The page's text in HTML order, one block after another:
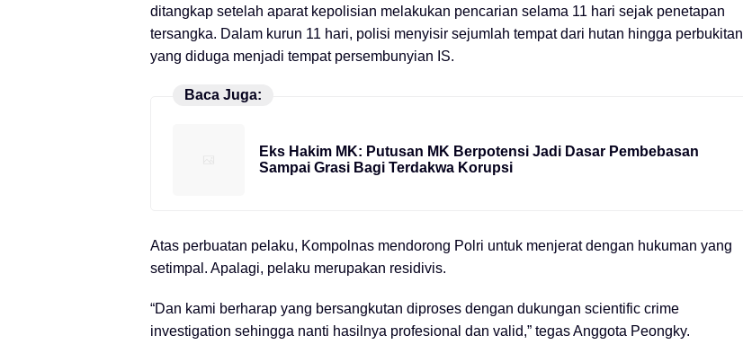
ditangkap setelah aparat kepolisian melakukan pencarian selama 11 hari sejak penetapan
tersangka. Dalam kurun 11 hari, polisi menyisir sejumlah tempat dari hutan hingga perbukitan
yang diduga menjadi tempat persembunyian IS.
Baca Juga:
Eks Hakim MK: Putusan MK Berpotensi Jadi Dasar Pembebasan
Sampai Grasi Bagi Terdakwa Korupsi
Atas perbuatan pelaku, Kompolnas mendorong Polri untuk menjerat dengan hukuman yang
setimpal. Apalagi, pelaku merupakan residivis.
“Dan kami berharap yang bersangkutan diproses dengan dukungan scientific crime
investigation sehingga nanti hasilnya profesional dan valid,” tegas Anggota Peongky.